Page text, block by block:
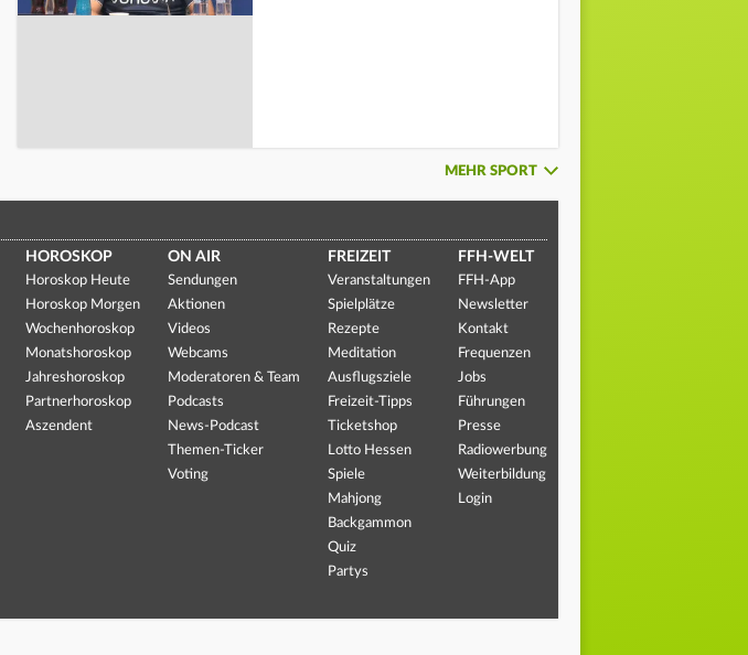
MEHR SPORT
HOROSKOP
Horoskop Heute
Horoskop Morgen
Wochenhoroskop
Monatshoroskop
Jahreshoroskop
Partnerhoroskop
Aszendent
ON AIR
Sendungen
Aktionen
Videos
Webcams
Moderatoren & Team
Podcasts
News-Podcast
Themen-Ticker
Voting
FREIZEIT
Veranstaltungen
Spielplätze
Rezepte
Meditation
Ausflugsziele
Freizeit-Tipps
Ticketshop
Lotto Hessen
Spiele
Mahjong
Backgammon
Quiz
Partys
FFH-WELT
FFH-App
Newsletter
Kontakt
Frequenzen
Jobs
Führungen
Presse
Radiowerbung
Weiterbildung
Login